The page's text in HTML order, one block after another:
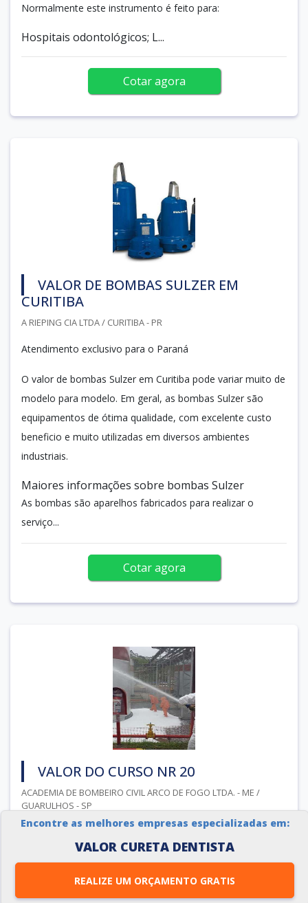
Encontre as melhores empresas especializadas em:
VALOR CURETA DENTISTA
REALIZE UM ORÇAMENTO GRATIS
Normalmente este instrumento é feito para:
Hospitais odontológicos; L...
Cotar agora
VALOR DE BOMBAS SULZER EM
CURITIBA
A RIEPING CIA LTDA / CURITIBA - PR
Atendimento exclusivo para o Paraná
O valor de bombas Sulzer em Curitiba pode variar muito de
modelo para modelo. Em geral, as bombas Sulzer são
equipamentos de ótima qualidade, com excelente custo
beneficio e muito utilizadas em diversos ambientes
industriais.
Maiores informações sobre bombas Sulzer
As bombas são aparelhos fabricados para realizar o
serviço...
Cotar agora
VALOR DO CURSO NR 20
ACADEMIA DE BOMBEIRO CIVIL ARCO DE FOGO LTDA. - ME /
GUARULHOS - SP
O treinamento de NR 20
treinamento a ser ministrado, da complexidade das
instalações e da qualidade do treinamento, esse valor do